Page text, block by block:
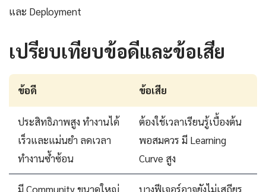
และ Deployment
เปรียบเทียบข้อดีและข้อเสีย
ข้อดี ข้อเสีย
ประสิทธิภาพสูง ทำงานได้
เร็วและแม่นยำ ลดเวลา
ทำงานซ้ำซ้อน
ต้องใช้เวลาเรียนรู้เบื้องต้น
พอสมควร มี Learning
Curve สูง
มี Community ขนาดใหญ่
บางฟีเจอร์อาจยังไม่เสถียร